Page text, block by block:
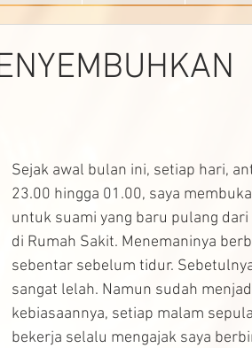
Sejak awal bulan ini, setiap hari,
23.00 hingga 01.00, saya
untuk suami yang baru pulang dari
di Rumah Sakit. Menemaninya
sebentar sebelum tidur.
sangat lelah. Namun sudah
kebiasaannya, setiap malam
bekerja selalu mengajak saya